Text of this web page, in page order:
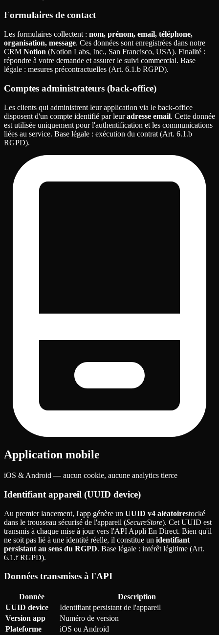
Formulaires de contact
Les formulaires collectent : nom, prénom, email, téléphone,
organisation, message. Ces données sont enregistrées dans notre
CRM Notion (Notion Labs, Inc., San Francisco, USA). Finalité :
répondre à votre demande et assurer le suivi commercial. Base
légale : mesures précontractuelles (Art. 6.1.b RGPD).
Comptes administrateurs (back-office)
Les clients qui administrent leur application via le back-office
disposent d'un compte identifié par leuradresse email. Cette donnée
est utilisée uniquement pour l'authentification et les communications
liées au service. Base légale : exécution du contrat (Art. 6.1.b
RGPD).
Application mobile
iOS & Android — aucun cookie, aucune analytics tierce
Identifiant appareil (UUID device)
Au premier lancement, l'app génère un UUID v4 aléatoirestocké
dans le trousseau sécurisé de l'appareil (SecureStore). Cet UUID est
transmis à chaque mise à jour vers l'API Appli En Direct. Bien qu'il
ne soit pas lié à une identité réelle, il constitue un identifiant
persistant au sens du RGPD. Base légale : intérêt légitime (Art.
6.1.f RGPD).
Données transmises à l'API
Donnée
Description
UUID device
Identifiant persistant de l'appareil
Version app
Numéro de version
Plateforme
iOS ou Android